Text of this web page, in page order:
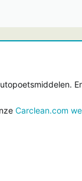
Carclean.com